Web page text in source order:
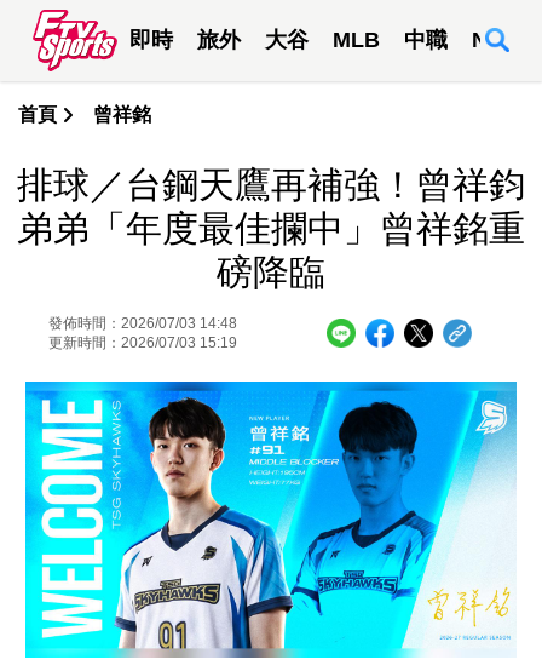
即時 旅外 大谷 MLB 中職 NBA
首頁 曾祥銘
排球／台鋼天鷹再補強！曾祥鈞
弟弟「年度最佳攔中」曾祥銘重
磅降臨
發佈時間：2026/07/03 14:48
更新時間：2026/07/03 15:19